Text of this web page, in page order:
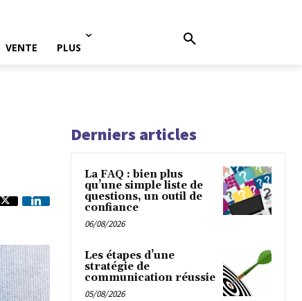
VENTE PLUS
Derniers articles
La FAQ : bien plus
qu’une simple liste de
questions, un outil de
confiance
06/08/2026
Les étapes d’une
stratégie de
communication réussie
05/08/2026